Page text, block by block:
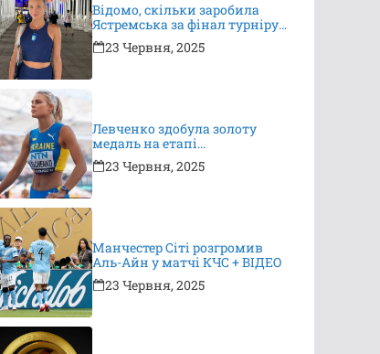
Відомо, скільки заробила
Ястремська за фінал турніру
в Ноттінгемі
23 Червня, 2025
Левченко здобула золоту
медаль на етапі
Континентального туру
23 Червня, 2025
Манчестер Сіті розгромив
Аль-Айн у матчі КЧС + ВІДЕО
23 Червня, 2025